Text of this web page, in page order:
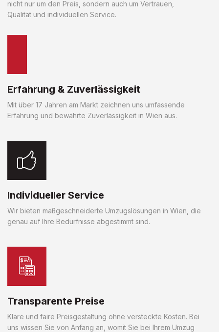
nicht nur um den Preis, sondern auch um Vertrauen,
Qualität und individuellen Service.
Erfahrung & Zuverlässigkeit
Mit über 17 Jahren am Markt zeichnen uns umfassende
Erfahrung und bewährte Zuverlässigkeit in Wien aus.
Individueller Service
Wir bieten maßgeschneiderte Umzugslösungen in Wien, die
genau auf Ihre Bedürfnisse abgestimmt sind.
Transparente Preise
Klare und faire Preisgestaltung ohne versteckte Kosten. Bei
uns wissen Sie von Anfang an, womit Sie bei Ihrem Umzug